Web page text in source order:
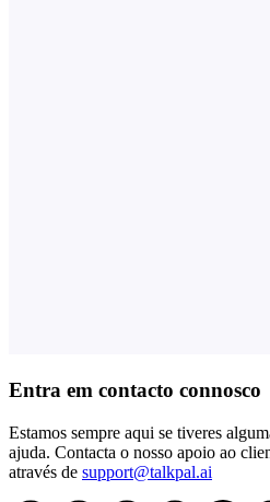
Entra em contacto connosco
Estamos sempre aqui se tiveres
ajuda. Contacta o nosso apoio ao
através de support@talkpal.ai